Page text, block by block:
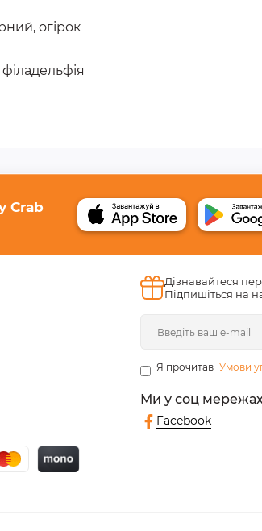
огірок
Crab
Дізнавайтеся
Підпишіться на
Я прочитав Умови
Ми у соц
Facebook